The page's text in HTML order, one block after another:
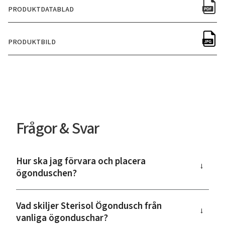
PRODUKTDATABLAD
PRODUKTBILD
Frågor & Svar
Hur ska jag förvara och placera
ögonduschen?
→
Vad skiljer Sterisol Ögondusch från
vanliga ögonduschar?
→